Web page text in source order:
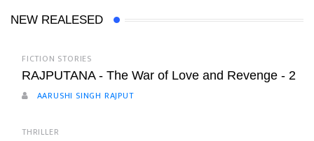
NEW REALESED
FICTION STORIES
RAJPUTANA - The War of Love and Revenge - 2
AARUSHI SINGH RAJPUT
THRILLER